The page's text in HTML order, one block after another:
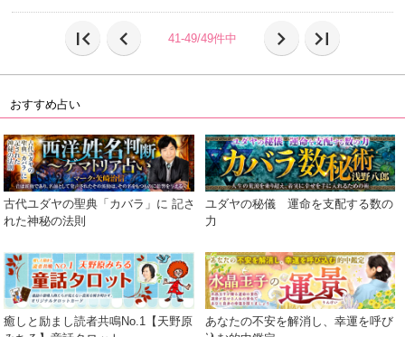
first_page chevron_left 41-49/49件中 chevron_right last_page
おすすめ占い
古代ユダヤの聖典「カバラ」に 記さ
れた神秘の法則
ユダヤの秘儀 運命を支配する数の
力
癒しと励まし読者共鳴No.1【天野原
あなたの不安を解消し、幸運を呼び